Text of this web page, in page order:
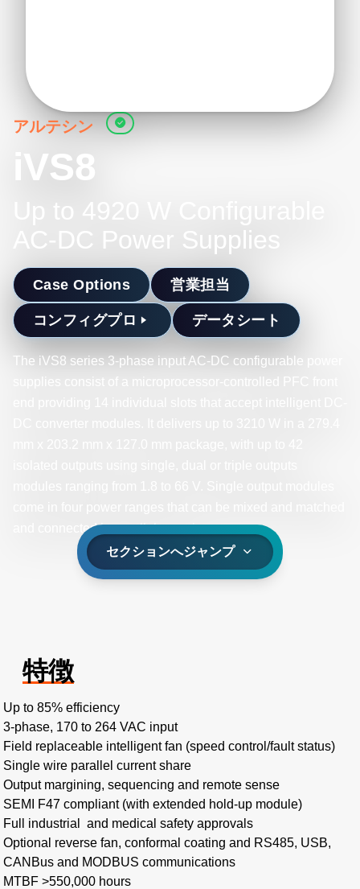
アルテシン
iVS8
Up to 4920 W Configurable
AC-DC Power Supplies
Case Options 営業担当
コンフィグプロ データシート
The iVS8 series 3-phase input AC-DC configurable power
supplies consist of a microprocessor-controlled PFC front
and connected in parallel or series.
セクションへジャンプ
特徴
Up to 85% efficiency​
3-phase, 170 to 264 VAC input​
Field replaceable intelligent fan (speed control/fault status)​
Single wire parallel current share​
Output margining, sequencing and remote sense
SEMI F47 compliant (with extended hold-up module)
Full industrial and medical safety approvals
Optional reverse fan, conformal coating and RS485, USB,
CANBus and MODBUS communications
MTBF >550,000 hours​